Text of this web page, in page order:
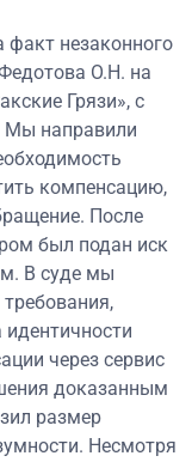
незаконного
О.Н. на
Грязи», с
Мы направили
компенсацию,
После
был подан иск
В суде мы
через сервис
доказанным
размер
Несмотря